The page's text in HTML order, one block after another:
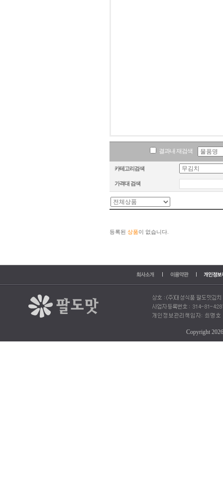
결과내 재검색
카테고리검색
가격대 검색
등록된 상품이 없습니다.
Copyright